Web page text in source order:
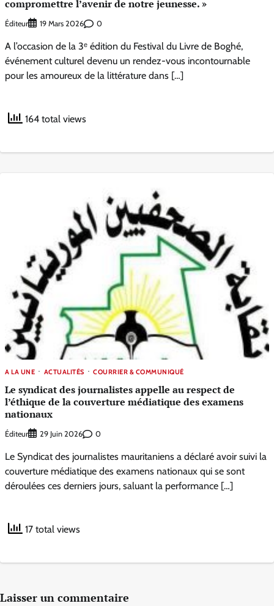
compromettre l’avenir de notre jeunesse. »
Éditeur 19 Mars 2026 0
A l’occasion de la 3ᵉ édition du Festival du Livre de Boghé,
événement culturel devenu un rendez-vous incontournable
pour les amoureux de la littérature dans […]
164 total views
A LA UNE ACTUALITÉS COURRIER & COMMUNIQUÉ
Le syndicat des journalistes appelle au respect de
l’éthique de la couverture médiatique des examens
nationaux
Éditeur 29 Juin 2026 0
Le Syndicat des journalistes mauritaniens a déclaré avoir suivi la
couverture médiatique des examens nationaux qui se sont
déroulées ces derniers jours, saluant la performance […]
17 total views
Laisser un commentaire